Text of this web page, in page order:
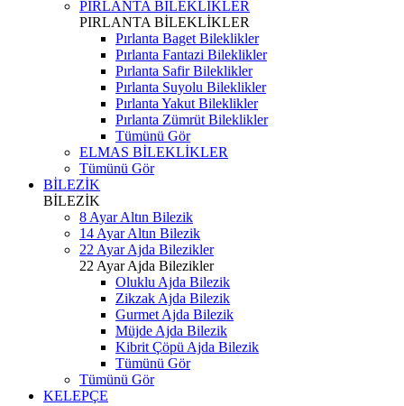
PIRLANTA BİLEKLİKLER
PIRLANTA BİLEKLİKLER
Pırlanta Baget Bileklikler
Pırlanta Fantazi Bileklikler
Pırlanta Safir Bileklikler
Pırlanta Suyolu Bileklikler
Pırlanta Yakut Bileklikler
Pırlanta Zümrüt Bileklikler
Tümünü Gör
ELMAS BİLEKLİKLER
Tümünü Gör
BİLEZİK
BİLEZİK
8 Ayar Altın Bilezik
14 Ayar Altın Bilezik
22 Ayar Ajda Bilezikler
22 Ayar Ajda Bilezikler
Oluklu Ajda Bilezik
Zikzak Ajda Bilezik
Gurmet Ajda Bilezik
Müjde Ajda Bilezik
Kibrit Çöpü Ajda Bilezik
Tümünü Gör
Tümünü Gör
KELEPÇE